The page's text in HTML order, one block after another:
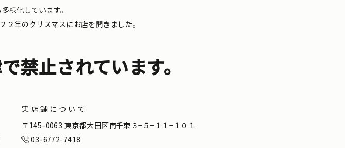
様化しています。
年のクリスマスにお店を開きました。
禁止されています。
実店舗について
〒145-0063 東京都大田区南千束３−５−１１−１０１
03-6772-7418